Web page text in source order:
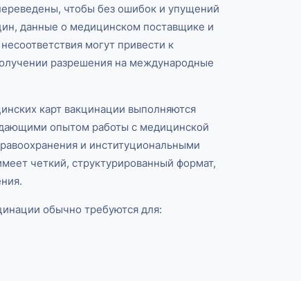
чтобы без ошибок и упущений
данные о медицинском поставщике и
могут привести к
разрешения на международные
карт вакцинации выполняются
опытом работы с медицинской
и институциональными
четкий, структурированный формат,
обычно требуются для: